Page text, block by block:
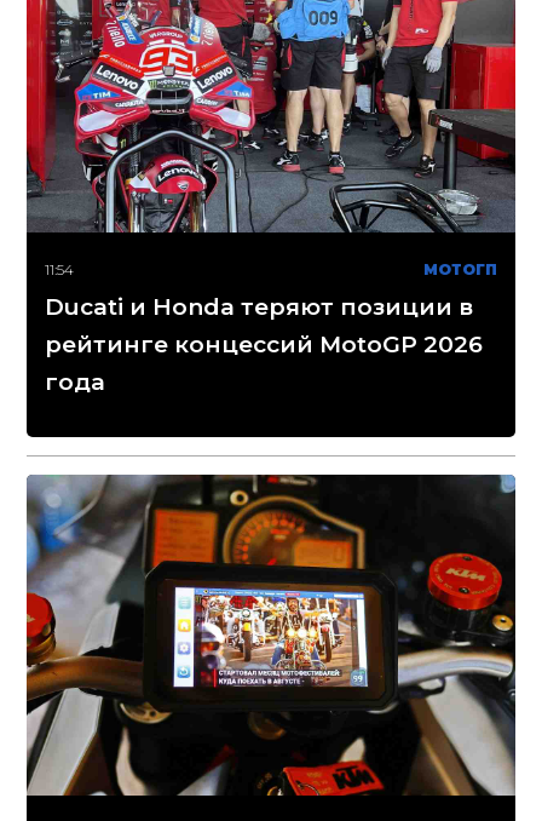
11:54 МОТОГП
Ducati и Honda теряют позиции в
рейтинге концессий MotoGP 2026
года